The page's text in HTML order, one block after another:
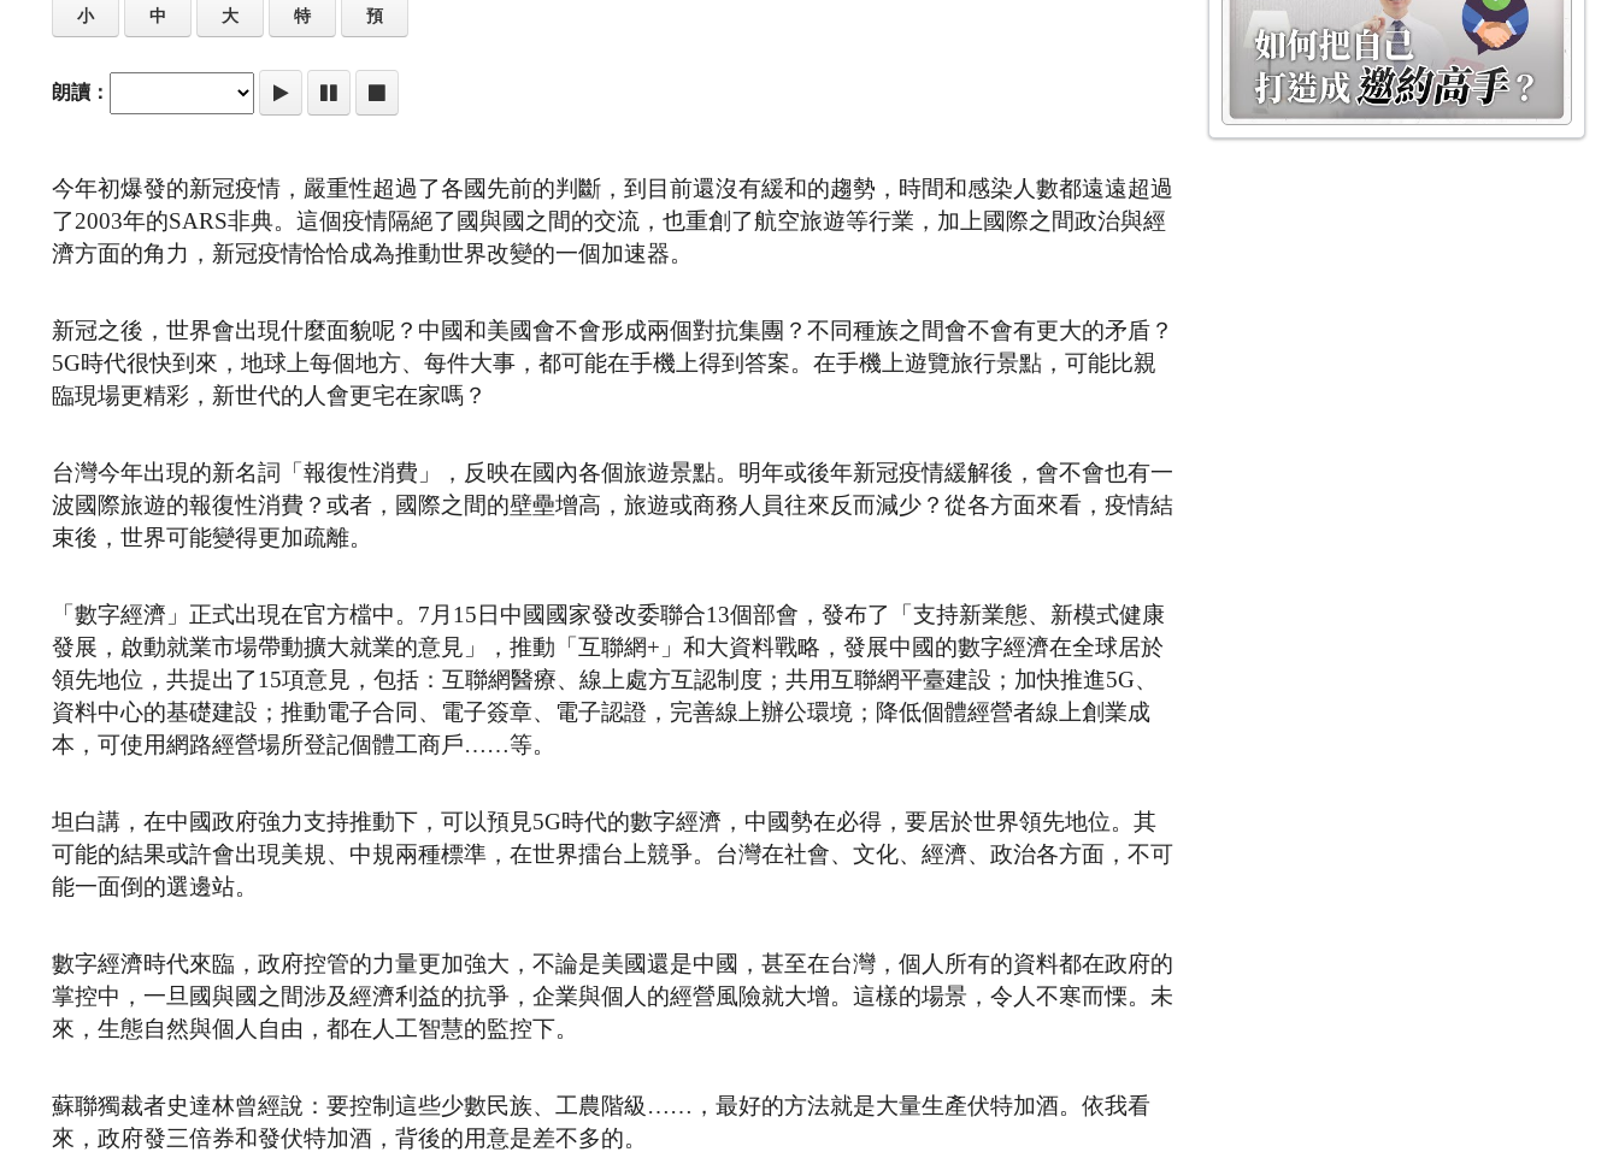
小 中 大 特 預
朗讀：
今年初爆發的新冠疫情，嚴重性超過了各國先前的判斷，到目前還沒有緩和的趨勢，時間和感染人數都遠遠超過
了2003年的SARS非典。這個疫情隔絕了國與國之間的交流，也重創了航空旅遊等行業，加上國際之間政治與經
濟方面的角力，新冠疫情恰恰成為推動世界改變的一個加速器。
新冠之後，世界會出現什麼面貌呢？中國和美國會不會形成兩個對抗集團？不同種族之間會不會有更大的矛盾？
5G時代很快到來，地球上每個地方、每件大事，都可能在手機上得到答案。在手機上遊覽旅行景點，可能比親
臨現場更精彩，新世代的人會更宅在家嗎？
台灣今年出現的新名詞「報復性消費」，反映在國內各個旅遊景點。明年或後年新冠疫情緩解後，會不會也有一
波國際旅遊的報復性消費？或者，國際之間的壁壘增高，旅遊或商務人員往來反而減少？從各方面來看，疫情結
束後，世界可能變得更加疏離。
「數字經濟」正式出現在官方檔中。7月15日中國國家發改委聯合13個部會，發布了「支持新業態、新模式健康
發展，啟動就業市場帶動擴大就業的意見」，推動「互聯網+」和大資料戰略，發展中國的數字經濟在全球居於
領先地位，共提出了15項意見，包括：互聯網醫療、線上處方互認制度；共用互聯網平臺建設；加快推進5G、
資料中心的基礎建設；推動電子合同、電子簽章、電子認證，完善線上辦公環境；降低個體經營者線上創業成
本，可使用網路經營場所登記個體工商戶……等。
坦白講，在中國政府強力支持推動下，可以預見5G時代的數字經濟，中國勢在必得，要居於世界領先地位。其
可能的結果或許會出現美規、中規兩種標準，在世界擂台上競爭。台灣在社會、文化、經濟、政治各方面，不可
能一面倒的選邊站。
數字經濟時代來臨，政府控管的力量更加強大，不論是美國還是中國，甚至在台灣，個人所有的資料都在政府的
掌控中，一旦國與國之間涉及經濟利益的抗爭，企業與個人的經營風險就大增。這樣的場景，令人不寒而慄。未
來，生態自然與個人自由，都在人工智慧的監控下。
蘇聯獨裁者史達林曾經說：要控制這些少數民族、工農階級……，最好的方法就是大量生產伏特加酒。依我看
來，政府發三倍券和發伏特加酒，背後的用意是差不多的。